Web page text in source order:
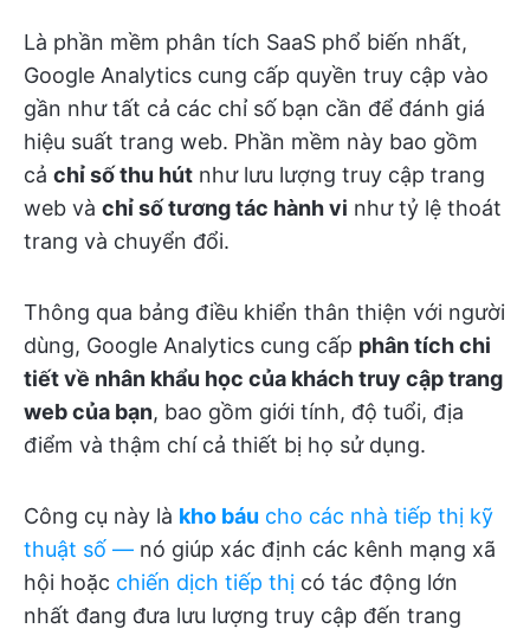
Là phần mềm phân tích SaaS phổ biến nhất,
Google Analytics cung cấp quyền truy cập vào
gần như tất cả các chỉ số bạn cần để đánh giá
hiệu suất trang web. Phần mềm này bao gồm
cả chỉ số thu hút như lưu lượng truy cập trang
web và chỉ số tương tác hành vi như tỷ lệ thoát
trang và chuyển đổi.
Thông qua bảng điều khiển thân thiện với người
dùng, Google Analytics cung cấp phân tích chi
tiết về nhân khẩu học của khách truy cập trang
web của bạn, bao gồm giới tính, độ tuổi, địa
điểm và thậm chí cả thiết bị họ sử dụng.
Công cụ này là kho báu cho các nhà tiếp thị kỹ
thuật số — nó giúp xác định các kênh mạng xã
hội hoặc chiến dịch tiếp thị có tác động lớn
nhất đang đưa lưu lượng truy cập đến trang